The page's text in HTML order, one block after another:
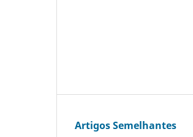
Artigos Semelhantes